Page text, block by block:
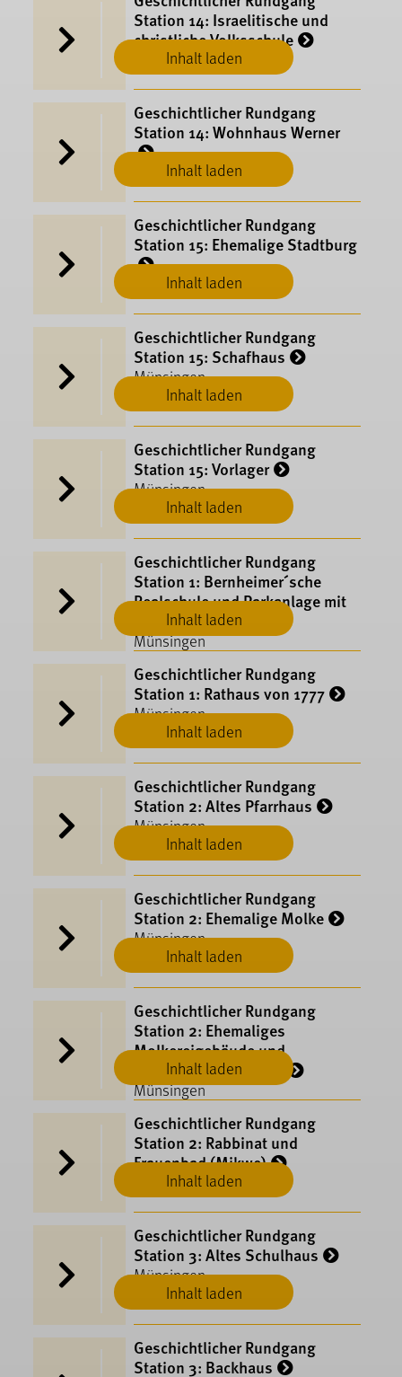
Inhalt laden
Station 14: Israelitische und
christliche Volksschule
Münsingen
Inhalt laden
Geschichtlicher Rundgang
Station 14: Wohnhaus Werner
Münsingen
Inhalt laden
Geschichtlicher Rundgang
Station 15: Ehemalige Stadtburg
Münsingen
Inhalt laden
Geschichtlicher Rundgang
Station 15: Schafhaus
Münsingen
Inhalt laden
Geschichtlicher Rundgang
Station 15: Vorlager
Münsingen
Inhalt laden
Geschichtlicher Rundgang
Station 1: Bernheimer´sche
Realschule und Parkanlage mit
Gefallenendenkmal
Münsingen
Inhalt laden
Geschichtlicher Rundgang
Station 1: Rathaus von 1777
Münsingen
Inhalt laden
Geschichtlicher Rundgang
Station 2: Altes Pfarrhaus
Münsingen
Inhalt laden
Geschichtlicher Rundgang
Station 2: Ehemalige Molke
Münsingen
Inhalt laden
Geschichtlicher Rundgang
Station 2: Ehemaliges
Molkereigebäude und
Feuerwehrgerätehaus
Münsingen
Inhalt laden
Geschichtlicher Rundgang
Station 2: Rabbinat und
Frauenbad (Mikwe)
Münsingen
Inhalt laden
Geschichtlicher Rundgang
Station 3: Altes Schulhaus
Münsingen
Geschichtlicher Rundgang
Station 3: Backhaus